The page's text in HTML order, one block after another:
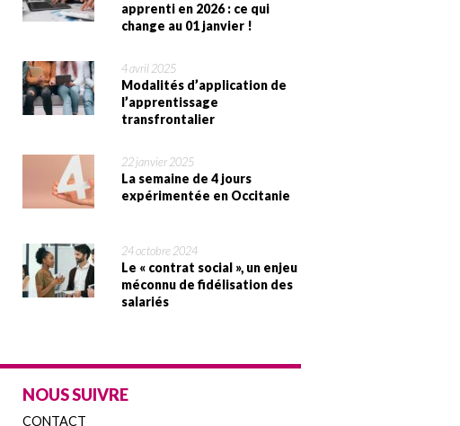
apprenti en 2026 : ce qui
change au 01 janvier !
4 avril 2025
Modalités d’application de
l’apprentissage
transfrontalier
22 janvier 2025
La semaine de 4 jours
expérimentée en Occitanie
24 octobre 2024
Le « contrat social », un enjeu
méconnu de fidélisation des
salariés
NOUS SUIVRE
CONTACT